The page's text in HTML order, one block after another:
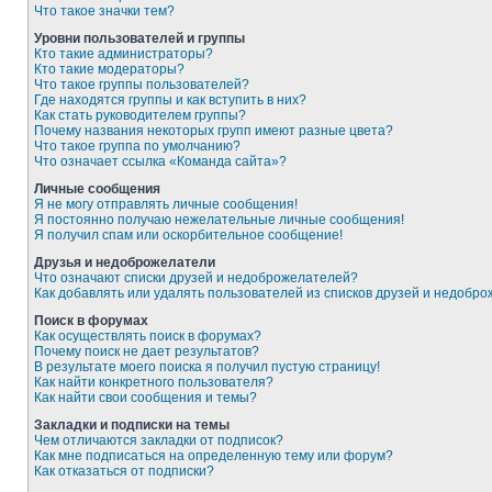
Что такое значки тем?
Уровни пользователей и группы
Кто такие администраторы?
Кто такие модераторы?
Что такое группы пользователей?
Где находятся группы и как вступить в них?
Как стать руководителем группы?
Почему названия некоторых групп имеют разные цвета?
Что такое группа по умолчанию?
Что означает ссылка «Команда сайта»?
Личные сообщения
Я не могу отправлять личные сообщения!
Я постоянно получаю нежелательные личные сообщения!
Я получил спам или оскорбительное сообщение!
Друзья и недоброжелатели
Что означают списки друзей и недоброжелателей?
Как добавлять или удалять пользователей из списков друзей и
Поиск в форумах
Как осуществлять поиск в форумах?
Почему поиск не дает результатов?
В результате моего поиска я получил пустую страницу!
Как найти конкретного пользователя?
Как найти свои сообщения и темы?
Закладки и подписки на темы
Чем отличаются закладки от подписок?
Как мне подписаться на определенную тему или форум?
Как отказаться от подписки?